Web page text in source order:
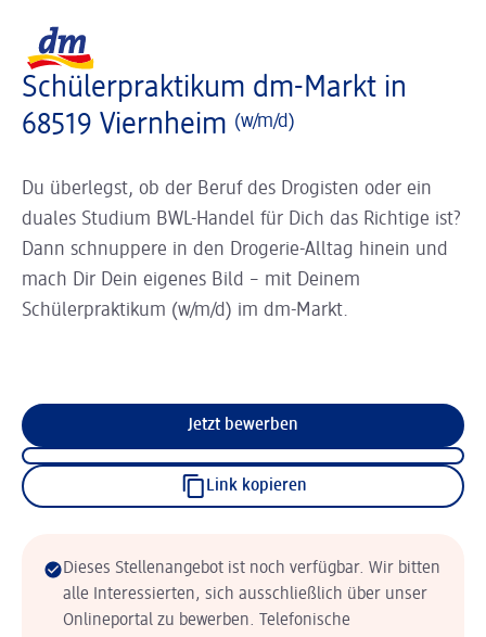
Schülerpraktikum dm-Markt in
68519 Viernheim (w/m/d)
Du überlegst, ob der Beruf des Drogisten oder ein
duales Studium BWL-Handel für Dich das Richtige ist?
Dann schnuppere in den Drogerie-Alltag hinein und
mach Dir Dein eigenes Bild – mit Deinem
Schülerpraktikum (w/m/d) im dm-Markt.
Jetzt bewerben
Link kopieren
Dieses Stellenangebot ist noch verfügbar. Wir bitten
alle Interessierten, sich ausschließlich über unser
Onlineportal zu bewerben. Telefonische